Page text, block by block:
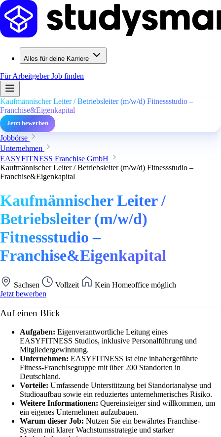
Alles für deine Karriere
Für ArbeitgeberJob finden
Kaufmännischer Leiter / Betriebsleiter (m/w/d) Fitnessstudio –
Franchise&Eigenkapital
Jetzt bewerben
Jobbörse
Unternehmen
EASYFITNESS Franchise GmbH
Kaufmännischer Leiter / Betriebsleiter (m/w/d) Fitnessstudio –
Franchise&Eigenkapital
Kaufmännischer Leiter /
Betriebsleiter (m/w/d)
Fitnessstudio –
Franchise&Eigenkapital
Sachsen Vollzeit
Kein Homeoffice möglich
Jetzt bewerben
Auf einen Blick
Aufgaben: Eigenverantwortliche Leitung eines
EASYFITNESS Studios, inklusive Personalführung und
Mitgliedergewinnung.
Unternehmen: EASYFITNESS ist eine inhabergeführte
Fitness-Franchisegruppe mit über 200 Standorten in
Deutschland.
Vorteile: Umfassende Unterstützung bei Standortanalyse und
Studioaufbau sowie ein reduziertes unternehmerisches Risiko.
Weitere Informationen: Quereinsteiger sind willkommen, um
ein eigenes Unternehmen aufzubauen.
Warum dieser Job: Nutzen Sie ein bewährtes Franchise-
System mit klarer Wachstumsstrategie und starker